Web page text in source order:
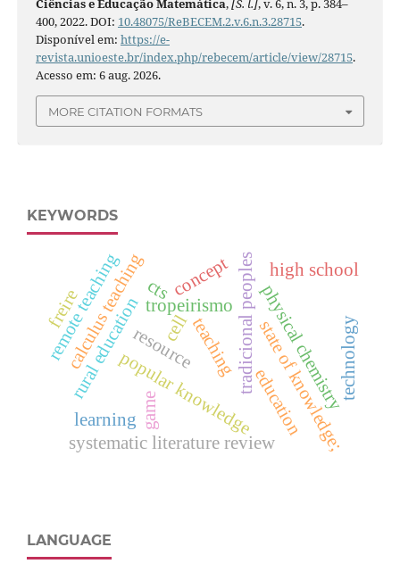
Ciências e Educação Matemática,[S. l.], v. 6, n. 3, p. 384–
400, 2022. DOI: 10.48075/ReBECEM.2.v.6.n.3.28715.
Disponível em: https://e-
revista.unioeste.br/index.php/rebecem/article/view/28715.
Acesso em: 6 aug. 2026.
MORE CITATION FORMATS
KEYWORDS
popular knowledge
tradicional peoples
tropeirismo
rural education
calculus teaching
systematic literature review
teaching physical chemistry
concept
game state of knowledge;
high school
cell
resource technology
education
remote teaching
learning
cts
freire
LANGUAGE